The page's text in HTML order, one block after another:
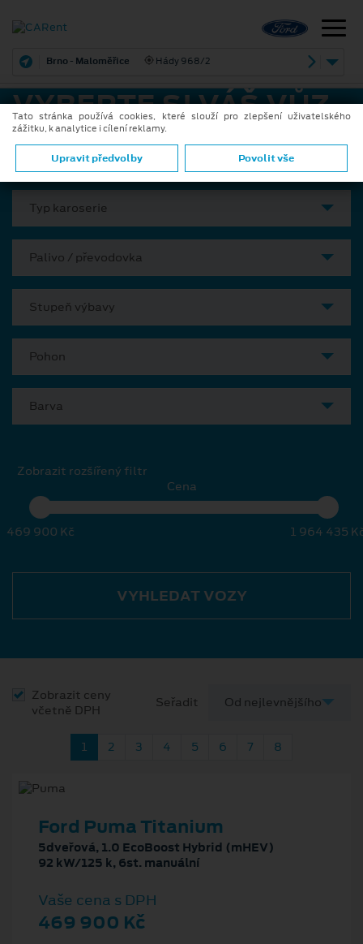
Brno - Maloměřice Hády 968/2
VYBERTE SI VÁŠ VŮZ
Model
Typ karoserie
Palivo / převodovka
Stupeň výbavy
Pohon
Barva
Zobrazit rozšířený filtr
Cena
469 900 Kč 1 964 435
VYHLEDAT VOZY
Zobrazit ceny
včetně DPH
Seřadit
1 2 3 4 5 6 7 8
Ford Puma Titanium
5dveřová, 1.0 EcoBoost Hybrid (mHEV)
92 kW/125 k, 6st. manuální
Vaše cena s DPH
469 900 Kč
Tato stránka používá cookies, které slouží pro zlepšení uživatelského
zážitku, k analytice i cílení reklamy.
Upravit předvolby Povolit vše